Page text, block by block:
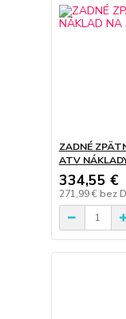
ZADNÉ
ATV
334,55 €
271,99 € bez